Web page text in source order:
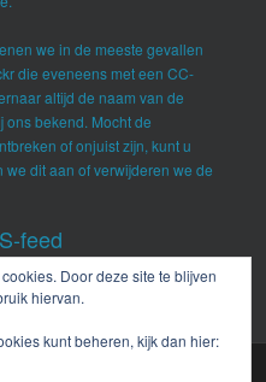
we in de meeste gevallen
die eveneens met een CC-
altijd de naam van de
ons bekend. Mocht de
of onjuist zijn, kunt u
dit aan of verwijderen we de
feed
Door deze site te blijven
hiervan.
kunt beheren, kijk dan hier: